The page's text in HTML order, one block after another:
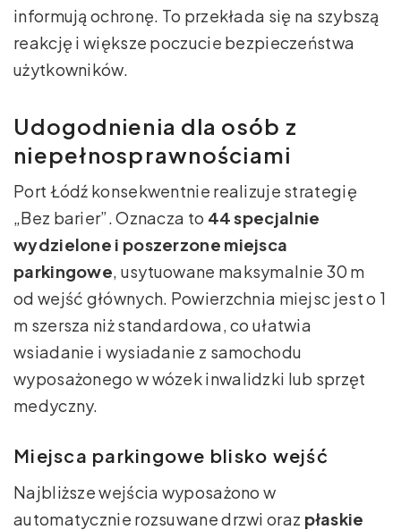
informują ochronę. To przekłada się na szybszą
reakcję i większe poczucie bezpieczeństwa
użytkowników.
Udogodnienia dla osób z
niepełnosprawnościami
Port Łódź konsekwentnie realizuje strategię
„Bez barier”. Oznacza to 44 specjalnie
wydzielone i poszerzone miejsca
parkingowe , usytuowane maksymalnie 30 m
od wejść głównych. Powierzchnia miejsc jest o 1
m szersza niż standardowa, co ułatwia
wsiadanie i wysiadanie z samochodu
wyposażonego w wózek inwalidzki lub sprzęt
medyczny.
Miejsca parkingowe blisko wejść
Najbliższe wejścia wyposażono w
automatycznie rozsuwane drzwi oraz płaskie